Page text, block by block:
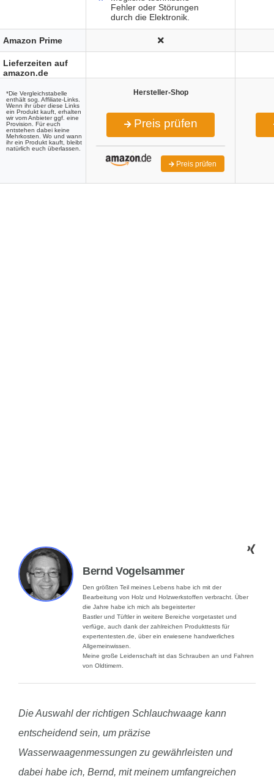
Fehler oder Störungen
durch die Elektronik.
Hersteller-Shop
Preis prüfen
Preis prüfen
Amazon Prime
Lieferzeiten auf
amazon.de
*Die Vergleichstabelle
enthält sog. Affiliate-Links.
Wenn ihr über diese Links
ein Produkt kauft, erhalten
wir vom Anbieter ggf. eine
Provision. Für euch
entstehen dabei keine
Mehrkosten. Wo und wann
ihr ein Produkt kauft, bleibt
natürlich euch überlassen.
Bernd Vogelsammer
Den größten Teil meines Lebens habe ich mit der
Bearbeitung von Holz und Holzwerkstoffen verbracht. Über
die Jahre habe ich mich als begeisterter
Bastler und Tüftler in weitere Bereiche vorgetastet und
verfüge, auch dank der zahlreichen Produkttests für
expertentesten.de, über ein erwiesene handwerliches
Allgemeinwissen.
Meine große Leidenschaft ist das Schrauben an und Fahren
von Oldtimern.
Die Auswahl der richtigen Schlauchwaage kann
entscheidend sein, um präzise
Wasserwaagenmessungen zu gewährleisten und
dabei habe ich, Bernd, mit meinem umfangreichen